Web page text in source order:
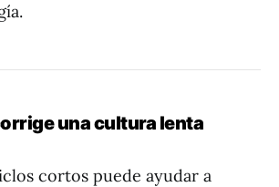
una cultura lenta
cortos puede ayudar a